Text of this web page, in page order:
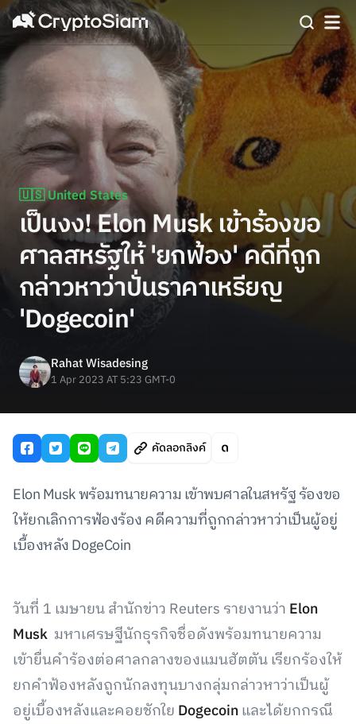
🇺🇸 United States
เป็นงง! Elon Musk เข้าร้องขอ
ศาลสหรัฐให้ 'ยกฟ้อง' คดีที่ถูก
กล่าวหาว่าปั่นราคาเหรียญ
'Dogecoin'
Rahat Wisadesing
1 Apr 2023 AT 5:23 GMT-0
คัดลอกลิงค์
Elon Musk พร้อมทนายความ เข้าพบศาลในสหรัฐ ร้องขอ
ให้ยกเลิกการฟ้องร้อง คดีความที่ถูกกล่าวหาว่าเป็นผู้อยู่
เบื้องหลัง DogeCoin
วันที่ 1 เมษายน สำนักข่าว Reuters รายงานว่า Elon
Musk มหาเศรษฐีนักธุรกิจชื่อดังพร้อมทนายความ
เข้ายื่นคำร้องต่อศาลกลางของแมนฮัตตัน เรียกร้องให้
ยกคำฟ้องหลังถูกนักลงทุนบางกลุ่มกล่าวหาว่าเป็นผู้
อยู่เบื้องหลังและคอยชักใย Dogecoinและได้ยกกรณี